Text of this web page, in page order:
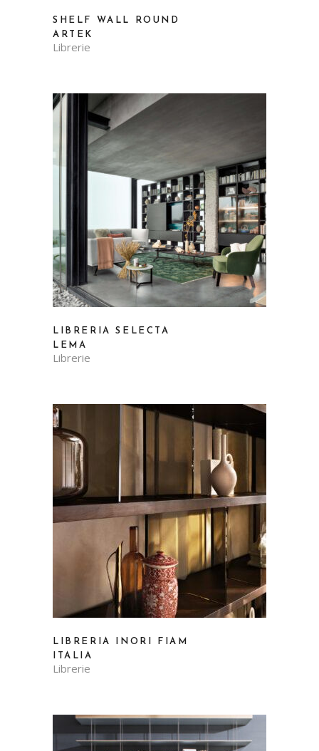
SHELF WALL ROUND
ARTEK
Librerie
LIBRERIA SELECTA
LEMA
Librerie
LIBRERIA INORI FIAM
ITALIA
Librerie